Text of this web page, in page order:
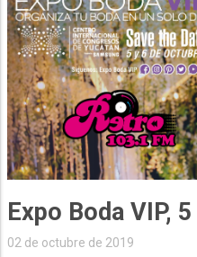
Expo Boda VIP,
02 de octubre de 2019